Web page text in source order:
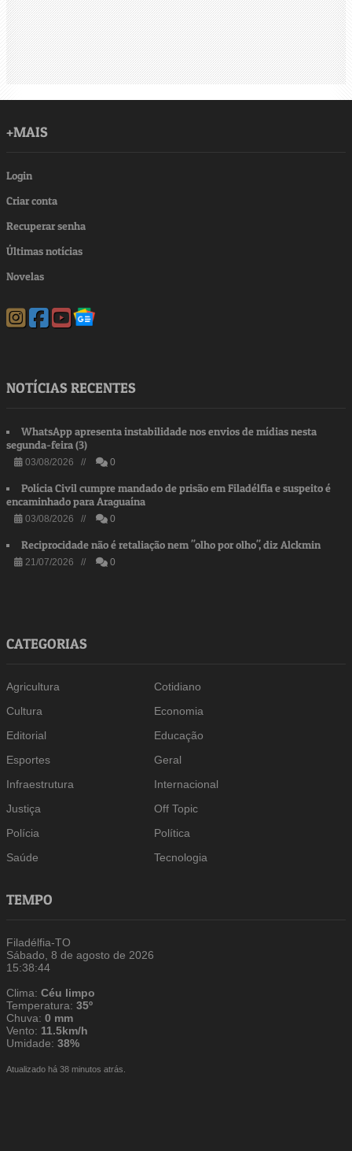
+MAIS
Login
Criar conta
Recuperar senha
Últimas notícias
Novelas
NOTÍCIAS RECENTES
WhatsApp apresenta instabilidade nos envios de mídias nesta
segunda-feira (3)
03/08/2026 // 0
Polícia Civil cumpre mandado de prisão em Filadélfia e suspeito é
encaminhado para Araguaína
03/08/2026 // 0
Reciprocidade não é retaliação nem "olho por olho", diz Alckmin
21/07/2026 // 0
CATEGORIAS
Agricultura
Cotidiano
Cultura
Economia
Editorial
Educação
Esportes
Geral
Infraestrutura
Internacional
Justiça
Off Topic
Polícia
Política
Saúde
Tecnologia
TEMPO
Filadélfia-TO
Sábado, 8 de agosto de 2026
15:38:45
Clima:Céu limpo
Temperatura:35º
Chuva:0 mm
Vento: 11.5km/h
Umidade:38%
Atualizado há 38 minutos atrás.